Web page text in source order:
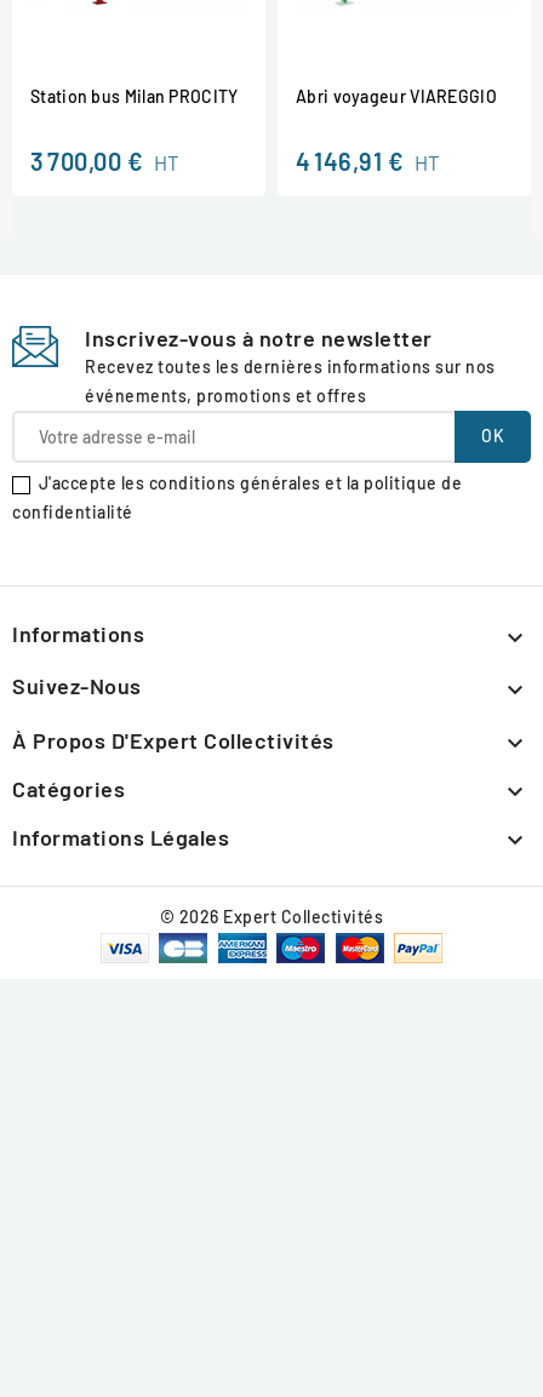
Station bus Milan PROCITY
3 700,00 € HT
Abri voyageur VIAREGGIO
4 146,91 € HT
Inscrivez-vous à notre newsletter
Recevez toutes les dernières informations sur nos
événements, promotions et offres
J'accepte les conditions générales et la politique de
confidentialité
Informations 
Suivez-Nous 
À Propos D'Expert Collectivités 
Catégories 
Informations Légales 
© 2026 Expert Collectivités